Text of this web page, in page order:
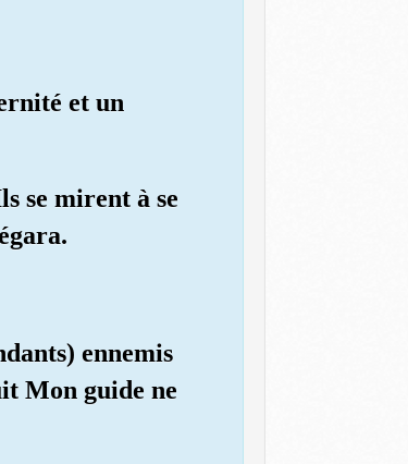
et un
se mirent à se
ennemis
Mon guide ne